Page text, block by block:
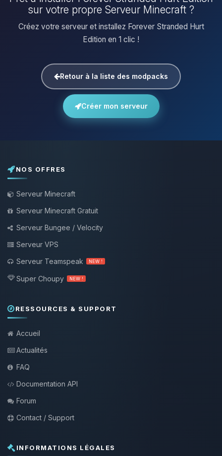
sur votre propre Serveur Minecraft ?
Créez votre serveur et installez Forever Stranded Hurt
Edition en 1 clic !
Retour à la liste des modpacks
Créer mon serveur
NOS OFFRES
Serveur Minecraft
Serveur Minecraft Gratuit
Serveur Bungee / Velocity
Serveur VPS
Serveur Teamspeak
NEW !
Super Choupy NEW !
RESSOURCES & SUPPORT
Accueil
Actualités
FAQ
Documentation API
Forum
Contact / Support
INFORMATIONS LÉGALES